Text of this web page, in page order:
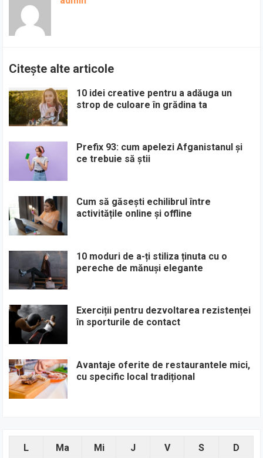
Citește alte articole
10 idei creative pentru a adăuga un
strop de culoare în grădina ta
Prefix 93: cum apelezi Afganistanul și
ce trebuie să știi
Cum să găsești echilibrul între
activitățile online și offline
10 moduri de a-ți stiliza ținuta cu o
pereche de mănuși elegante
Exerciții pentru dezvoltarea rezistenței
în sporturile de contact
Avantaje oferite de restaurantele mici,
cu specific local tradițional
L Ma Mi J V S D